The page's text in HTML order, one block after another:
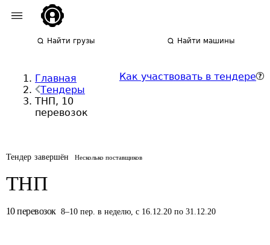
Найти грузы Найти машины
Главная
Тендеры
ТНП, 10
перевозок
Как участвовать в тендере
Тендер завершён Несколько поставщиков
ТНП
10 перевозок 8–10 пер. в неделю, с 16.12.20 по 31.12.20